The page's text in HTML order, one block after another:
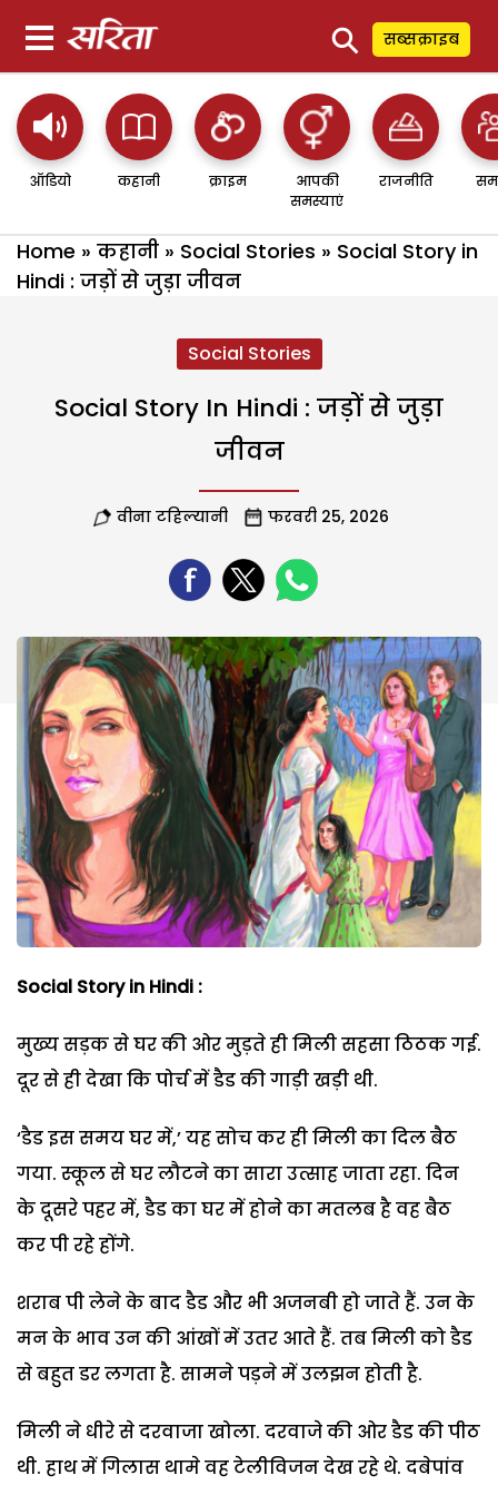
⚲ सब्सक्राइब
ऑडियो कहानी क्राइम
आपकी
समस्याएं
राजनीति
Home » कहानी » Social Stories » Social Story in
Hindi : जड़ों से जुड़ा जीवन
Social Stories
Social Story In Hindi : जड़ों से जुड़ा
जीवन
वीना टहिल्यानी फरवरी 25, 2026
Social Story in Hindi :
मुख्य सड़क से घर की ओर मुड़ते ही मिली सहसा ठिठक गई.
दूर से ही देखा कि पोर्च में डैड की गाड़ी खड़ी थी.
‘डैड इस समय घर में,’ यह सोच कर ही मिली का दिल बैठ
गया. स्कूल से घर लौटने का सारा उत्साह जाता रहा. दिन
के दूसरे पहर में, डैड का घर में होने का मतलब है वह बैठ
कर पी रहे होंगे.
शराब पी लेने के बाद डैड और भी अजनबी हो जाते हैं. उन के
मन के भाव उन की आंखों में उतर आते हैं. तब मिली को डैड
से बहुत डर लगता है. सामने पड़ने में उलझन होती है.
मिली ने धीरे से दरवाजा खोला. दरवाजे की ओर डैड की पीठ
थी. हाथ में गिलास थामे वह टेलीविजन देख रहे थे. दबेपांव